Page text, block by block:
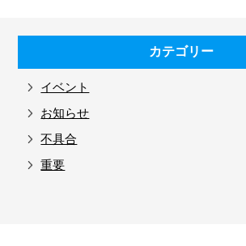
カテゴリー
イベント
お知らせ
不具合
重要